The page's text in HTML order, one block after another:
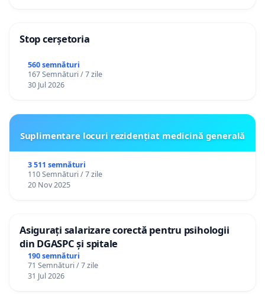
Stop cerșetoria
560 semnături
167 Semnături / 7 zile
30 Jul 2026
Suplimentare locuri rezidențiat medicină generală
3 511 semnături
110 Semnături / 7 zile
20 Nov 2025
Asigurați salarizare corectă pentru psihologii
din DGASPC și spitale
190 semnături
71 Semnături / 7 zile
31 Jul 2026